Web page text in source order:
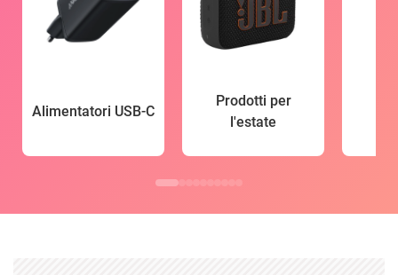
Alimentatori USB-C
Prodotti per
l'estate